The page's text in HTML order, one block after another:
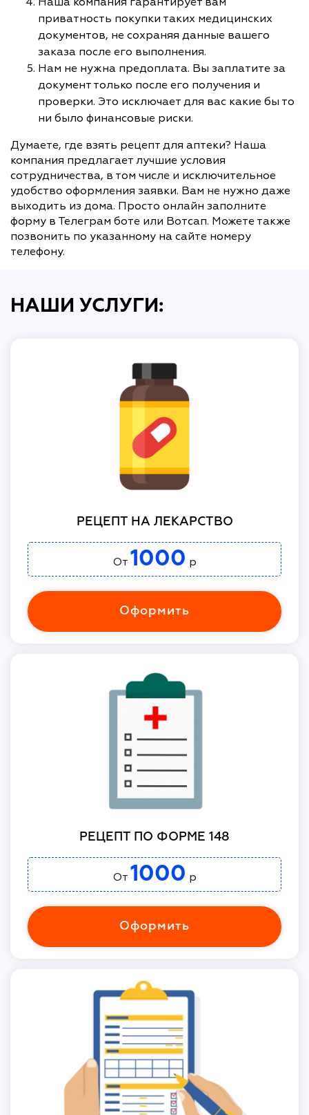
приватность покупки таких медицинских
документов, не сохраняя данные вашего
заказа после его выполнения.
Нам не нужна предоплата. Вы заплатите за
документ только после его получения и
проверки. Это исключает для вас какие бы то
ни было финансовые риски.
Думаете, где взять рецепт для аптеки? Наша
компания предлагает лучшие условия
сотрудничества, в том числе и исключительное
удобство оформления заявки. Вам не нужно даже
выходить из дома. Просто онлайн заполните
форму в Телеграм боте или Вотсап. Можете также
позвонить по указанному на сайте номеру
телефону.
НАШИ УСЛУГИ:
РЕЦЕПТ НА ЛЕКАРСТВО
От 1000 р
Оформить
РЕЦЕПТ ПО ФОРМЕ 148
От 1000 р
Оформить